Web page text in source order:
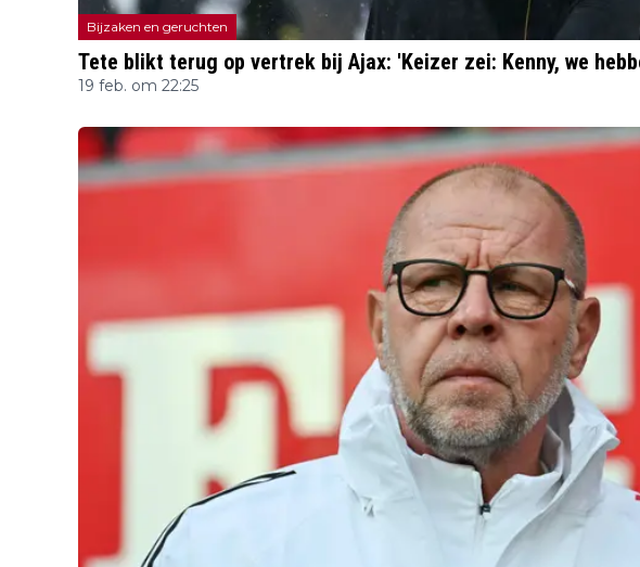
Bijzaken en geruchten
Tete blikt terug op vertrek bij Ajax: 'Keizer zei: Kenny, we
19 feb. om 22:25